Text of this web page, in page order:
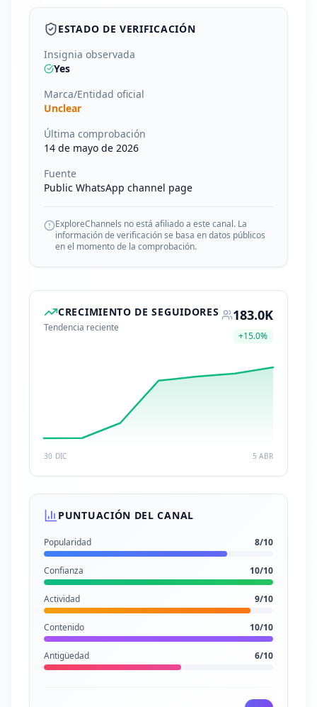
ESTADO DE VERIFICACIÓN
Insignia observada
Yes
Marca/Entidad oficial
Unclear
Última comprobación
14 de mayo de 2026
Fuente
Public WhatsApp channel page
ExploreChannels no está afiliado a este canal. La
información de verificación se basa en datos públicos
en el momento de la comprobación.
CRECIMIENTO DE SEGUIDORES
Tendencia reciente
183.0K
+15.0%
30 DIC 5 ABR
PUNTUACIÓN DEL CANAL
Popularidad 8/10
Confianza 10/10
Actividad 9/10
Contenido 10/10
Antigüedad 6/10